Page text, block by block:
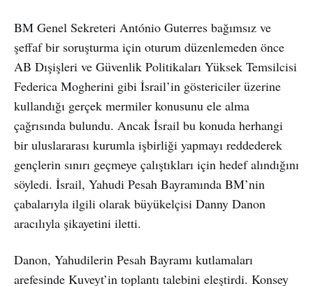
BM Genel Sekreteri António Guterres bağımsız ve
şeffaf bir soruşturma için oturum düzenlemeden önce
AB Dışişleri ve Güvenlik Politikaları Yüksek Temsilcisi
Federica Mogherini gibi İsrail’in göstericiler üzerine
kullandığı gerçek mermiler konusunu ele alma
çağrısında bulundu. Ancak İsrail bu konuda herhangi
bir uluslararası kurumla işbirliği yapmayı reddederek
gençlerin sınırı geçmeye çalıştıkları için hedef alındığını
söyledi. İsrail, Yahudi Pesah Bayramında BM’nin
çabalarıyla ilgili olarak büyükelçisi Danny Danon
aracılıyla şikayetini iletti.
Danon, Yahudilerin Pesah Bayramı kutlamaları
arefesinde Kuveyt’in toplantı talebini eleştirdi. Konsey